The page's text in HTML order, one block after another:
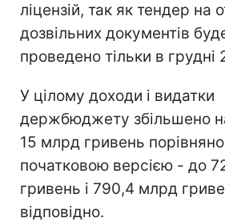
ліцензій, так як тендер на
дозвільних документів
проведено тільки в грудні
У цілому доходи і видатки
держбюджету збільшено
15 млрд гривень
початковою версією - до
гривень і 790,4 млрд
відповідно.